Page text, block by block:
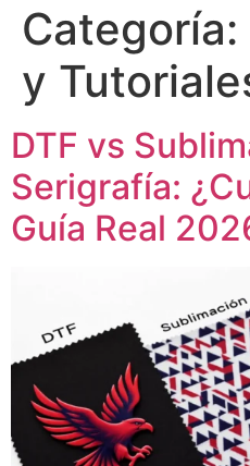
Categoría:
y
DTF vs
Serigrafía:
Guía Real